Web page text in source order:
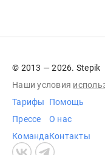
© 2013 — 2026. Stepik
Наши условия
Тарифы
Прессе
Команда
Помощь
О нас
Контакты